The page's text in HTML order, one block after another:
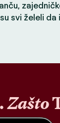
svi želeli da
Zašto